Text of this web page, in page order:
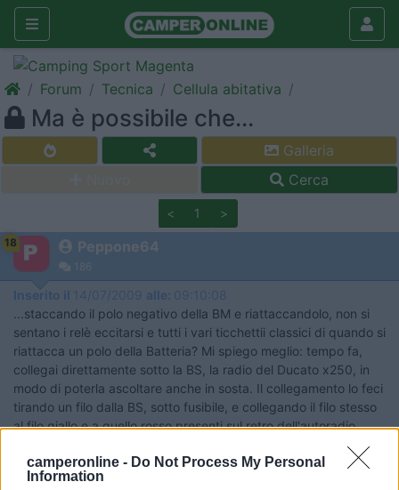
camperonline - Do Not Process My Personal
Information
Forum Tecnica Cellula abitativa
Ma è possibile che...
Galleria
Cerca
< 1 >
18 Peppone64
186
Inserito il 14/07/2009 alle: 09:10:08
...staccando il polo negativo della BM e riattaccandolo, non si
sentano i relè eccitarsi e tutti i vari ticchettii classici di quando si
riattacca un polo della Batteria? Mi spiego meglio: tempo fa,
collegai direttamente sotto la BS, la radio del Ducato x250, in
modo di poterla ascoltare anche in sosta. Il collegamento lo feci
tirando un filo dalla BS, sotto fusibile, e collegando il filo stesso
al filo giallo e a quello rosso presenti sul retro dell'autoradio.
L'unica altra modifica che ho fatto, poi, è stata quella di aver
messo il diodo+parallelatore per contrastare l'autoscarica della
BM. Spiego questo perchè non vorrei che la causa del mio